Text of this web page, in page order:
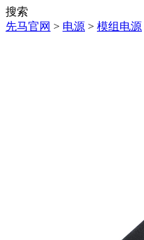
搜索
先马官网 > 电源 > 模组电源